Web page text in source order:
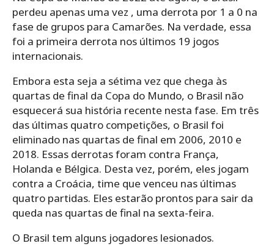
perdeu apenas uma vez , uma derrota por 1 a 0 na
fase de grupos para Camarões. Na verdade, essa
foi a primeira derrota nos últimos 19 jogos
internacionais.
Embora esta seja a sétima vez que chega às
quartas de final da Copa do Mundo, o Brasil não
esquecerá sua história recente nesta fase. Em três
das últimas quatro competições, o Brasil foi
eliminado nas quartas de final em 2006, 2010 e
2018. Essas derrotas foram contra França,
Holanda e Bélgica. Desta vez, porém, eles jogam
contra a Croácia, time que venceu nas últimas
quatro partidas. Eles estarão prontos para sair da
queda nas quartas de final na sexta-feira.
O Brasil tem alguns jogadores lesionados.